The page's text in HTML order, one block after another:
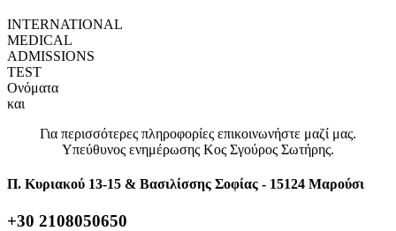
INTERNATIONAL
MEDICAL
ADMISSIONS
TEST
Ονόματα
και
Για περισσότερες πληροφορίες επικοινωνήστε μαζί μας.
Υπεύθυνος ενημέρωσης Κος Σγούρος Σωτήρης.
Π. Κυριακού 13-15 & Βασιλίσσης Σοφίας - 15124 Μαρούσι
+30 2108050650